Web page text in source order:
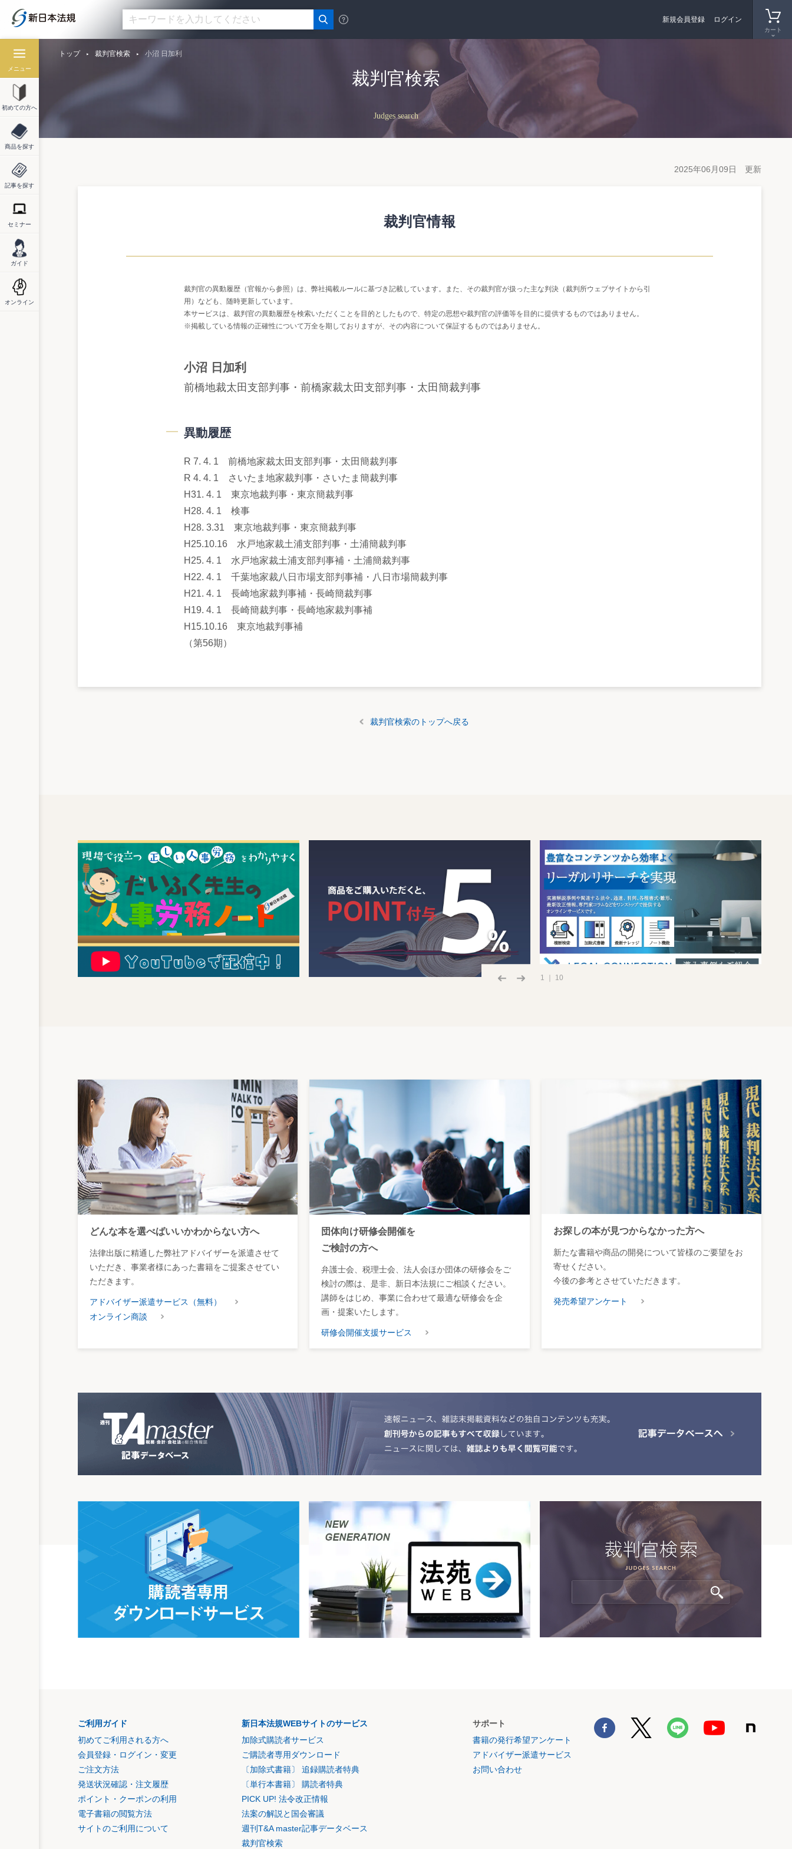
カート
新規会員登録 ログイン
メニュー
初めての方へ
商品を探す
記事を探す
セミナー
ガイド
オンライン
裁判官検索
Judges search
トップ 裁判官検索 小沼 日加利
2025年06月09日 更新
裁判官情報
裁判官の異動履歴（官報から参照）は、弊社掲載ルールに基づき記載しています。また、その裁判官が扱った主な判決（裁判所ウェブサイトから引
用）なども、随時更新しています。
本サービスは、裁判官の異動履歴を検索いただくことを目的としたもので、特定の思想や裁判官の評価等を目的に提供するものではありません。
※掲載している情報の正確性について万全を期しておりますが、その内容について保証するものではありません。
小沼 日加利
前橋地裁太田支部判事・前橋家裁太田支部判事・太田簡裁判事
異動履歴
R 7. 4. 1 前橋地家裁太田支部判事・太田簡裁判事
R 4. 4. 1 さいたま地家裁判事・さいたま簡裁判事
H31. 4. 1 東京地裁判事・東京簡裁判事
H28. 4. 1 検事
H28. 3.31 東京地裁判事・東京簡裁判事
H25.10.16 水戸地家裁土浦支部判事・土浦簡裁判事
H25. 4. 1 水戸地家裁土浦支部判事補・土浦簡裁判事
H22. 4. 1 千葉地家裁八日市場支部判事補・八日市場簡裁判事
H21. 4. 1 長崎地家裁判事補・長崎簡裁判事
H19. 4. 1 長崎簡裁判事・長崎地家裁判事補
H15.10.16 東京地裁判事補
（第56期）
裁判官検索のトップへ戻る
1 ｜ 10
どんな本を選べばいいかわからない方へ
法律出版に精通した弊社アドバイザーを派遣させて
いただき、事業者様にあった書籍をご提案させてい
ただきます。
アドバイザー派遣サービス（無料）
オンライン商談
団体向け研修会開催を
ご検討の方へ
弁護士会、税理士会、法人会ほか団体の研修会をご
検討の際は、是非、新日本法規にご相談ください。
講師をはじめ、事業に合わせて最適な研修会を企
画・提案いたします。
研修会開催支援サービス
お探しの本が見つからなかった方へ
新たな書籍や商品の開発について皆様のご要望をお
寄せください。
今後の参考とさせていただきます。
発売希望アンケート
ご利用ガイド
初めてご利用される方へ
会員登録・ログイン・変更
ご注文方法
発送状況確認・注文履歴
ポイント・クーポンの利用
電子書籍の閲覧方法
サイトのご利用について
新日本法規WEBサイトのサービス
加除式購読者サービス
ご購読者専用ダウンロード
〔加除式書籍〕 追録購読者特典
〔単行本書籍〕 購読者特典
PICK UP! 法令改正情報
法案の解説と国会審議
週刊T&A master記事データベース
裁判官検索
サポート
書籍の発行希望アンケート
アドバイザー派遣サービス
お問い合わせ